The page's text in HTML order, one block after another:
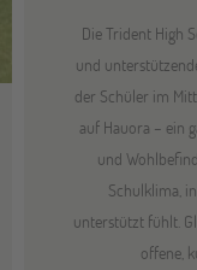
Die Trident High
und
der Schüler im
auf Hauora – ein
und
Schulklima,
unterstützt fühlt.
offene,